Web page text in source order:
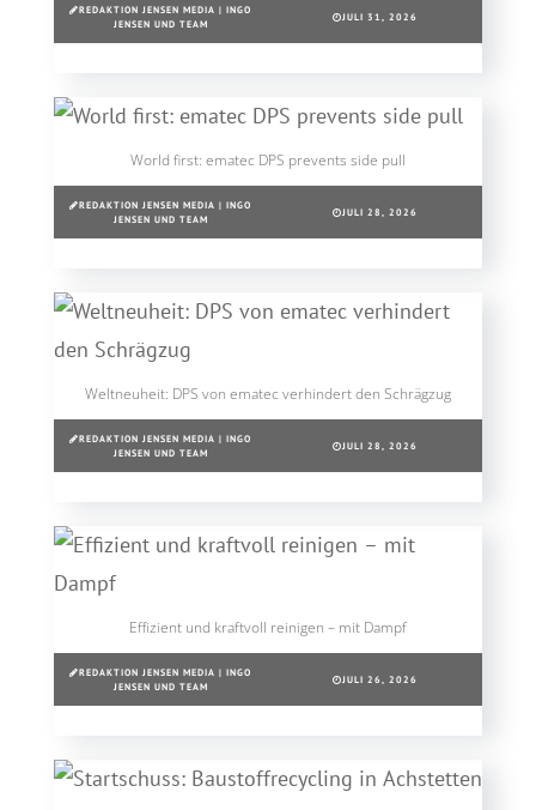
REDAKTION JENSEN MEDIA | INGO
JENSEN UND TEAM
JULI 31, 2026
World first: ematec DPS prevents side pull
REDAKTION JENSEN MEDIA | INGO
JENSEN UND TEAM
JULI 28, 2026
Weltneuheit: DPS von ematec verhindert den Schrägzug
REDAKTION JENSEN MEDIA | INGO
JENSEN UND TEAM
JULI 28, 2026
Effizient und kraftvoll reinigen – mit Dampf
REDAKTION JENSEN MEDIA | INGO
JENSEN UND TEAM
JULI 26, 2026